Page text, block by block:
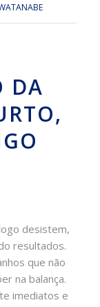
DA
desistem,
resultados.
que não
na balança.
imediatos e